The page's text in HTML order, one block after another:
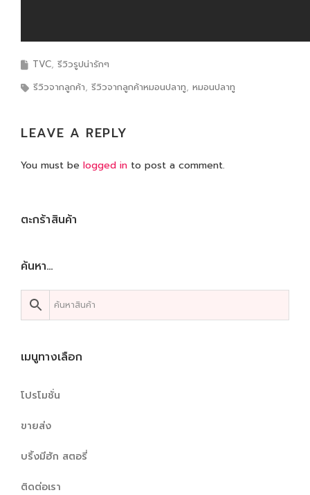
TVC รีวิวรูปน่ารักๆ
รีวิวจากลูกค้า รีวิวจากลูกค้าหมอนปลาทู หมอนปลาทู
LEAVE A REPLY
You must be logged in to post a comment.
ตะกร้าสินค้า
ค้นหา…
เมนูทางเลือก
โปรโมชั่น
ขายส่ง
บริ้งมีฮัก สตอรี่
ติดต่อเรา